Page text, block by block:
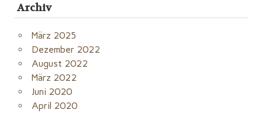
Archiv
März 2025
Dezember 2022
August 2022
März 2022
Juni 2020
April 2020